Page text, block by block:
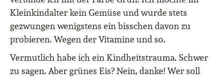
Kleinkindalter kein Gemüse und wurde stets
gezwungen wenigstens ein bisschen davon zu
probieren. Wegen der Vitamine und so.
Vermutlich habe ich ein Kindheitstrauma. Schwer
zu sagen. Aber grünes Eis? Nein, danke! Wer soll